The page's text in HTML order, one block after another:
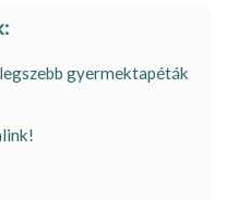
gyermektapéták